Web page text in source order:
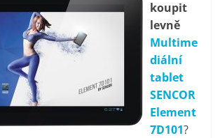
koupit
levně
Multime
diální
tablet
SENCOR
Element
7D101?